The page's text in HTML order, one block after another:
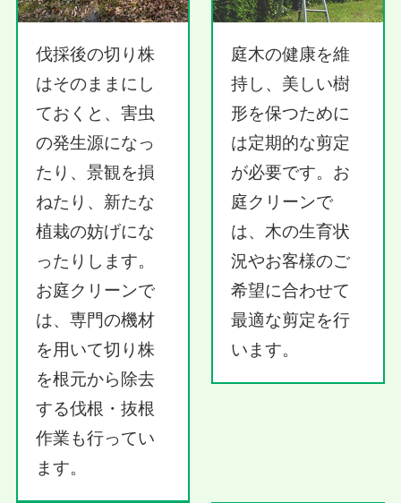
伐採後の切り株
はそのままにし
ておくと、害虫
の発生源になっ
たり、景観を損
ねたり、新たな
植栽の妨げにな
ったりします。
お庭クリーンで
は、専門の機材
を用いて切り株
を根元から除去
する伐根・抜根
作業も行ってい
ます。
庭木の健康を維
持し、美しい樹
形を保つために
は定期的な剪定
が必要です。お
庭クリーンで
は、木の生育状
況やお客様のご
希望に合わせて
最適な剪定を行
います。